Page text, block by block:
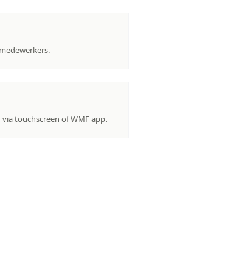
touchscreen of WMF app.